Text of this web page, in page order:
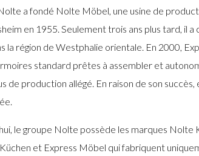
a fondé Nolte Möbel, une usine de
en 1955. Seulement trois ans plus tard, il
la région de Westphalie orientale. En 2000,
standard prêtes à assembler et
de production allégé. En raison de son
le groupe Nolte possède les marques Nolte
et Express Möbel qui fabriquent